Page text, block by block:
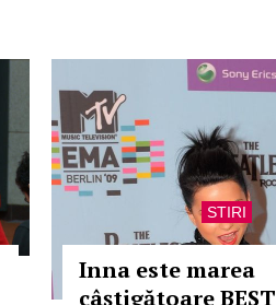
STIRI
Inna este marea
câștigătoare BEST